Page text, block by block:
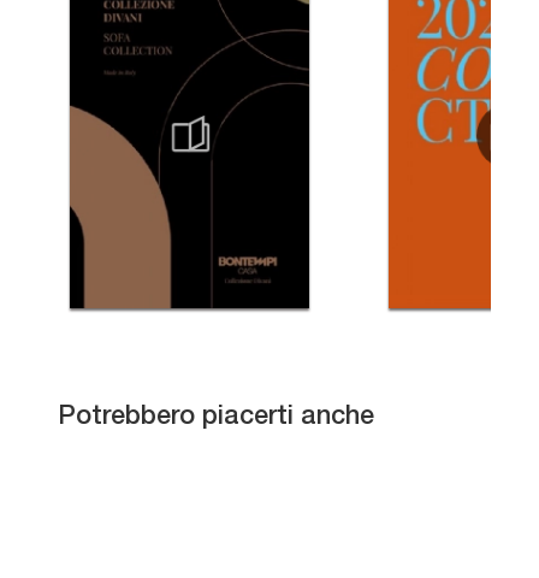
Potrebbero piacerti anche
Paradise Legno
Domino